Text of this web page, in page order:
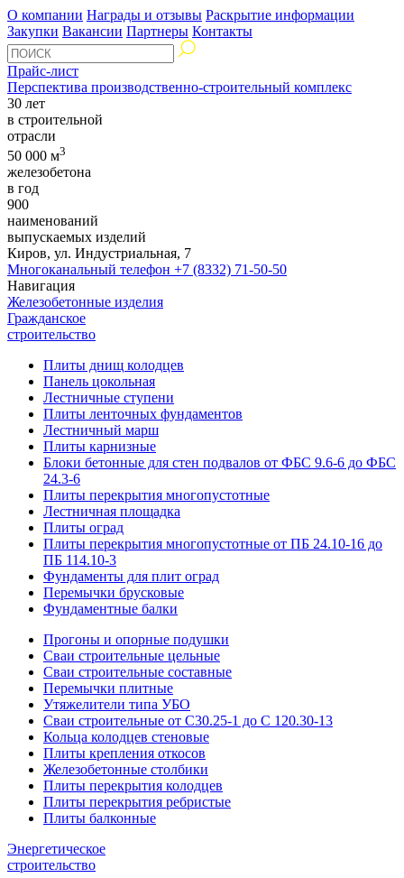
О компании Награды и отзывы Раскрытие информации
Закупки Вакансии Партнеры Контакты
Прайс-лист
Перспектива производственно-строительный комплекс
30 лет
в строительной
отрасли
50 000 м3
железобетона
в год
900
наименований
выпускаемых изделий
Киров, ул. Индустриальная, 7
Многоканальный телефон +7 (8332) 71-50-50
Навигация
Железобетонные изделия
Гражданское
строительство
Плиты днищ колодцев
Панель цокольная
Лестничные ступени
Плиты ленточных фундаментов
Лестничный марш
Плиты карнизные
Блоки бетонные для стен подвалов от ФБС 9.6-6 до ФБС
24.3-6
Плиты перекрытия многопустотные
Лестничная площадка
Плиты оград
Плиты перекрытия многопустотные от ПБ 24.10-16 до
ПБ 114.10-3
Фундаменты для плит оград
Перемычки брусковые
Фундаментные балки
Прогоны и опорные подушки
Сваи строительные цельные
Сваи строительные составные
Перемычки плитные
Утяжелители типа УБО
Сваи строительные от С30.25-1 до С 120.30-13
Кольца колодцев стеновые
Плиты крепления откосов
Железобетонные столбики
Плиты перекрытия колодцев
Плиты перекрытия ребристые
Плиты балконные
Энергетическое
строительство